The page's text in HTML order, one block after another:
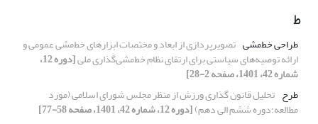
ط
طراحی خط‌مشی تصویرپردازی از ابعاد و مختصات ابزارهای خط‌مشی عمومی و
ارائه توصیه‌های سیاستی برای ارتقای نظام خط‌مشی‌گذاری ملی [دوره 12،
شماره 42، 1401، صفحه 2-28]
طرح تحلیل قانون گذاری ورزش از منظر مجلس شورای اسلامی (مورد
مطالعه:دوره ششم الی دهم)[دوره 12، شماره 42، 1401، صفحه 58-77]